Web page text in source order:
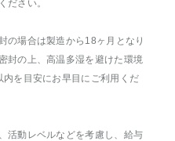
ださい。
の場合は製造から18ヶ月となり
封の上、高温多湿を避けた環境
内を目安にお早目にご利用くだ
活動レベルなどを考慮し、給与